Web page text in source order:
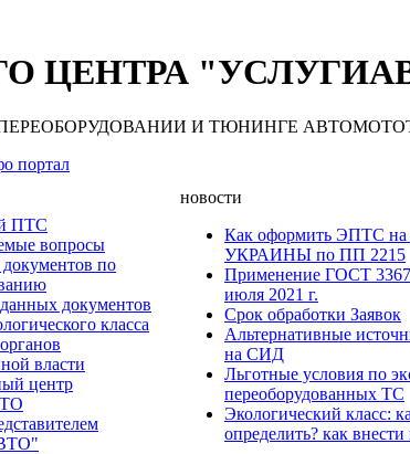
ЦЕНТРА
И ТЮНИНГЕ
портал
ПТС
вопросы
по
документов
класса
власти
центр
новости
Как оформить ЭПТС на
УКРАИНЫ по ПП 2215
Применение ГОСТ
июля 2021 г.
Срок обработки Заявок
Альтернативные
на СИД
Льготные условия по
переоборудованных ТС
Экологический класс:
определить? как